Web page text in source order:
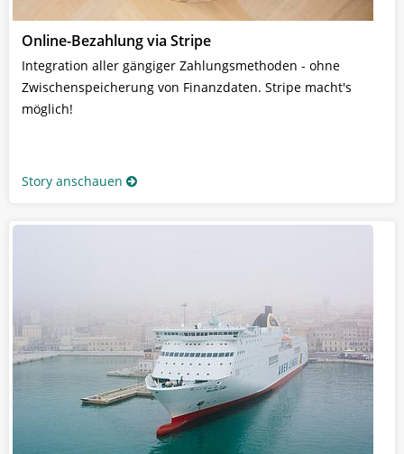
Online-Bezahlung via Stripe
Integration aller gängiger Zahlungsmethoden - ohne
Zwischenspeicherung von Finanzdaten. Stripe macht's
möglich!
Story anschauen